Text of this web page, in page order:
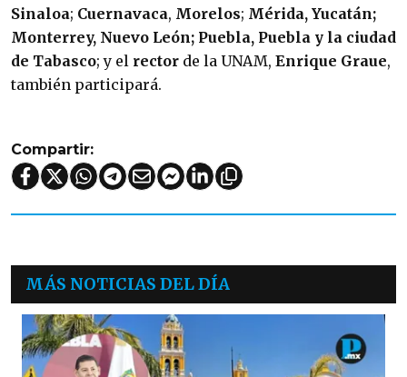
Sinaloa; Cuernavaca, Morelos; Mérida, Yucatán;
Monterrey, Nuevo León; Puebla, Puebla y la ciudad
de Tabasco; y el rector de la UNAM, Enrique Graue,
también participará.
Compartir:
MÁS NOTICIAS DEL DÍA